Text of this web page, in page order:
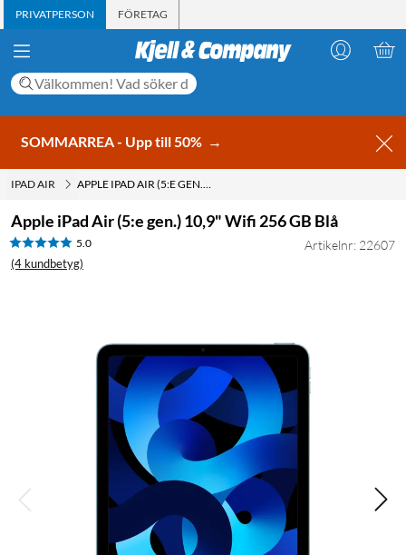
PRIVATPERSON FÖRETAG
SOMMARREA - Upp till 50% →
IPAD AIR APPLE IPAD AIR (5:E GEN.) 10,9" WIFI 256 GB BLÅ
Apple iPad Air (5:e gen.) 10,9" Wifi 256 GB Blå
5.0
(4 kundbetyg)
Artikelnr: 22607